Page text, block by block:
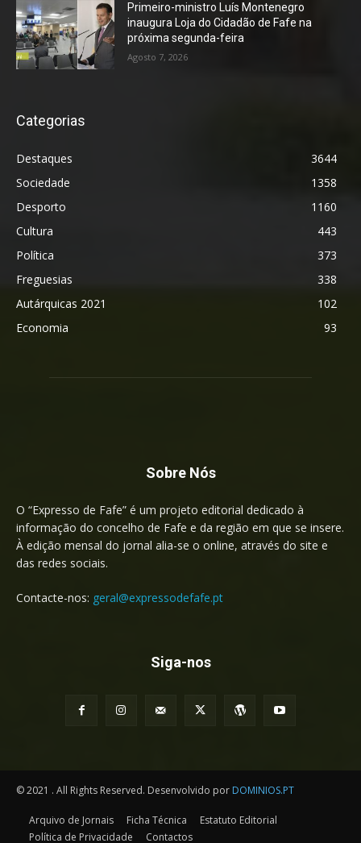
Primeiro-ministro Luís Montenegro
inaugura Loja do Cidadão de Fafe na
próxima segunda-feira
Agosto 7, 2026
Categorias
Destaques
3644
Sociedade
1358
Desporto
1160
Cultura
443
Política
373
Freguesias
338
Autárquicas 2021
102
Economia
93
Sobre Nós
O “Expresso de Fafe” é um projeto editorial dedicado à
informação do concelho de Fafe e da região em que se insere.
À edição mensal do jornal alia-se o online, através do site e
das redes sociais.
Contacte-nos: geral@expressodefafe.pt
Siga-nos
© 2021 . All Rights Reserved. Desenvolvido por DOMINIOS.PT
Arquivo de Jornais Ficha Técnica
Estatuto Editorial
Política de Privacidade
Contactos